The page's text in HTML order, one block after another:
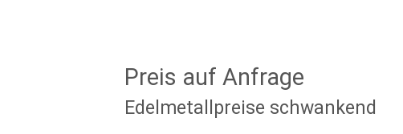
Preis auf Anfrage
Edelmetallpreise schwankend